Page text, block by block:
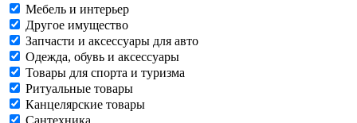
Мебель и интерьер
Другое имущество
Запчасти и аксессуары для авто
Одежда, обувь и аксессуары
Товары для спорта и туризма
Ритуальные товары
Канцелярские товары
Сантехника